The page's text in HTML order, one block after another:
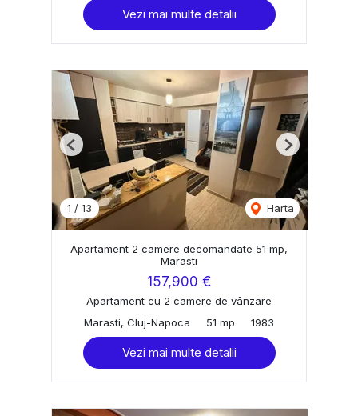
Vezi mai multe detalii
1 / 13 Harta
Previous Next
Apartament 2 camere decomandate 51 mp,
Marasti
157,900 €
Apartament cu 2 camere de vânzare
Marasti, Cluj-Napoca
51 mp 1983
Vezi mai multe detalii